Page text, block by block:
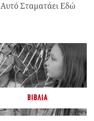
Αυτό Σταματάει Εδώ
ΒΙΒΛΊΑ